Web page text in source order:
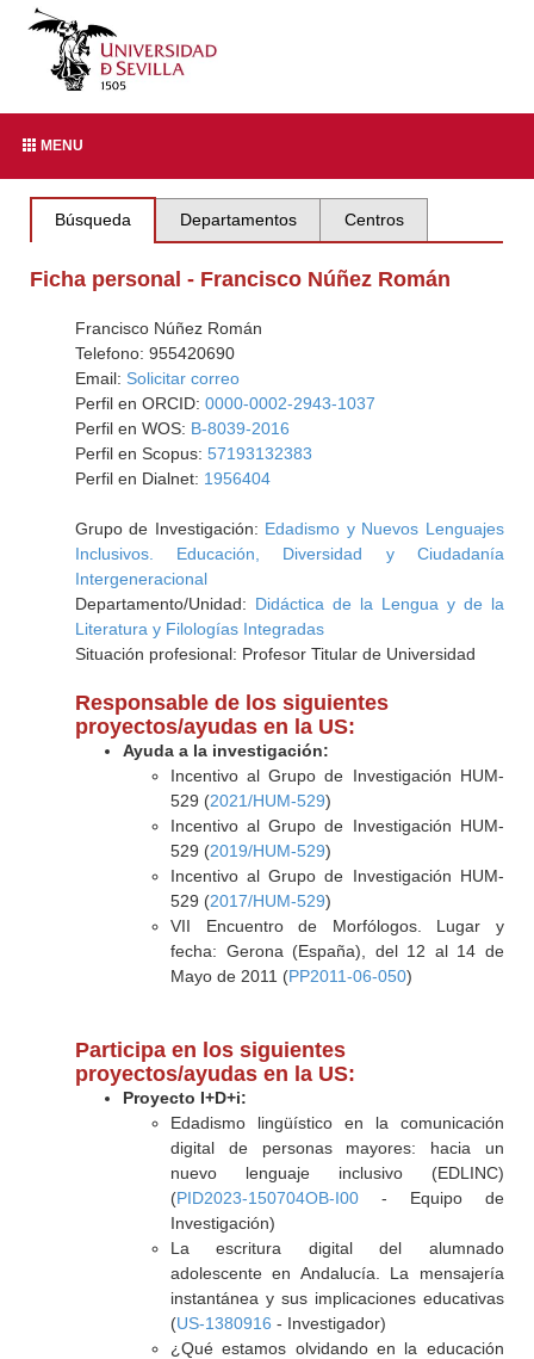
MENU
Búsqueda Departamentos Centros
Ficha personal - Francisco Núñez Román
Francisco Núñez Román
Telefono: 955420690
Email: Solicitar correo
Perfil en ORCID: 0000-0002-2943-1037
Perfil en WOS: B-8039-2016
Perfil en Scopus: 57193132383
Perfil en Dialnet: 1956404
Grupo de Investigación: Edadismo y Nuevos Lenguajes
Inclusivos. Educación, Diversidad y Ciudadanía
Intergeneracional
Departamento/Unidad: Didáctica de la Lengua y de la
Literatura y Filologías Integradas
Situación profesional: Profesor Titular de Universidad
Responsable de los siguientes
proyectos/ayudas en la US:
Ayuda a la investigación:
Incentivo al Grupo de Investigación HUM-
529 (2021/HUM-529)
Incentivo al Grupo de Investigación HUM-
529 (2019/HUM-529)
Incentivo al Grupo de Investigación HUM-
529 (2017/HUM-529)
VII Encuentro de Morfólogos. Lugar y
fecha: Gerona (España), del 12 al 14 de
Mayo de 2011 (PP2011-06-050)
Participa en los siguientes
proyectos/ayudas en la US:
Proyecto I+D+i:
Edadismo lingüístico en la comunicación
digital de personas mayores: hacia un
nuevo lenguaje inclusivo (EDLINC)
(PID2023-150704OB-I00- Equipo de
Investigación)
La escritura digital del alumnado
adolescente en Andalucía. La mensajería
instantánea y sus implicaciones educativas
(US-1380916 - Investigador)
¿Qué estamos olvidando en la educación